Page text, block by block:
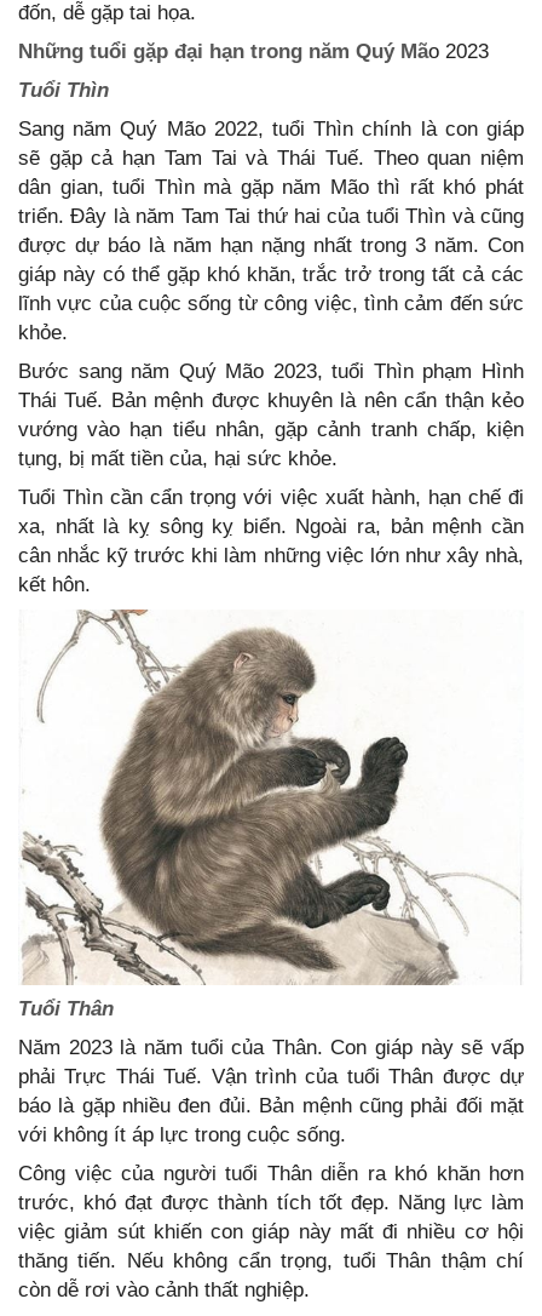
đốn, dễ gặp tai họa.
Những tuổi gặp đại hạn trong năm Quý Mão 2023
Tuổi Thìn
Sang năm Quý Mão 2022, tuổi Thìn chính là con giáp
sẽ gặp cả hạn Tam Tai và Thái Tuế. Theo quan niệm
dân gian, tuổi Thìn mà gặp năm Mão thì rất khó phát
triển. Đây là năm Tam Tai thứ hai của tuổi Thìn và cũng
được dự báo là năm hạn nặng nhất trong 3 năm. Con
giáp này có thể gặp khó khăn, trắc trở trong tất cả các
lĩnh vực của cuộc sống từ công việc, tình cảm đến sức
khỏe.
Bước sang năm Quý Mão 2023, tuổi Thìn phạm Hình
Thái Tuế. Bản mệnh được khuyên là nên cẩn thận kẻo
vướng vào hạn tiểu nhân, gặp cảnh tranh chấp, kiện
tụng, bị mất tiền của, hại sức khỏe.
Tuổi Thìn cần cẩn trọng với việc xuất hành, hạn chế đi
xa, nhất là kỵ sông kỵ biển. Ngoài ra, bản mệnh cần
cân nhắc kỹ trước khi làm những việc lớn như xây nhà,
kết hôn.
Tuổi Thân
Năm 2023 là năm tuổi của Thân. Con giáp này sẽ vấp
phải Trực Thái Tuế. Vận trình của tuổi Thân được dự
báo là gặp nhiều đen đủi. Bản mệnh cũng phải đối mặt
với không ít áp lực trong cuộc sống.
Công việc của người tuổi Thân diễn ra khó khăn hơn
trước, khó đạt được thành tích tốt đẹp. Năng lực làm
việc giảm sút khiến con giáp này mất đi nhiều cơ hội
thăng tiến. Nếu không cẩn trọng, tuổi Thân thậm chí
còn dễ rơi vào cảnh thất nghiệp.